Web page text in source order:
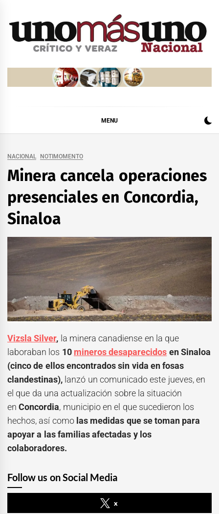
MENU
NACIONAL NOTIMOMENTO
Minera cancela operaciones
presenciales en Concordia,
Sinaloa
Vizsla Silver, la minera canadiense en la que
laboraban los 10 mineros desaparecidos en Sinaloa
(cinco de ellos encontrados sin vida en fosas
clandestinas), lanzó un comunicado este jueves, en
el que da una actualización sobre la situación
enConcordia, municipio en el que sucedieron los
hechos, así como las medidas que se toman para
apoyar a las familias afectadas y los
colaboradores.
Follow us on Social Media
x